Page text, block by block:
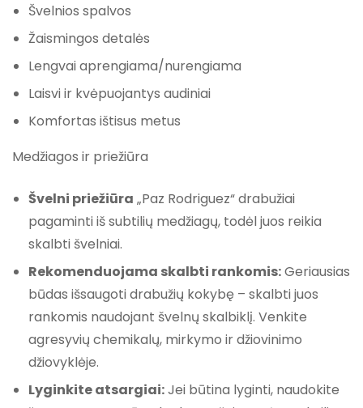
Švelnios spalvos
Žaismingos detalės
Lengvai aprengiama/nurengiama
Laisvi ir kvėpuojantys audiniai
Komfortas ištisus metus
Medžiagos ir priežiūra
Švelni priežiūra „Paz Rodriguez“ drabužiai
pagaminti iš subtilių medžiagų, todėl juos reikia
skalbti švelniai.
Rekomenduojama skalbti rankomis:Geriausias
būdas išsaugoti drabužių kokybę – skalbti juos
rankomis naudojant švelnų skalbiklį. Venkite
agresyvių chemikalų, mirkymo ir džiovinimo
džiovyklėje.
Lyginkite atsargiai:Jei būtina lyginti, naudokite